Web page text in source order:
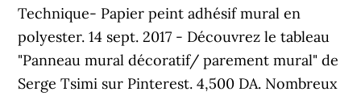
Technique- Papier peint adhésif mural en
polyester. 14 sept. 2017 - Découvrez le tableau
"Panneau mural décoratif/ parement mural" de
Serge Tsimi sur Pinterest. 4,500 DA. Nombreux